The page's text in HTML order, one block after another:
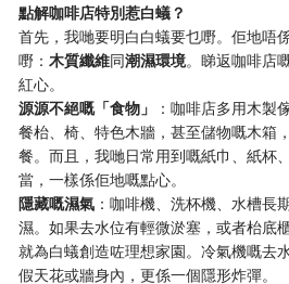
點解咖啡店特別惹白蟻？
首先，我哋要明白白蟻要乜嘢。佢地唔
嘢：木質纖維同潮濕環境。睇返咖啡店
紅心。
源源不絕嘅「食物」
：咖啡店多用木製
餐枱、椅、特色木牆，甚至儲物嘅木箱
餐。而且，我哋日常用到嘅紙巾、紙杯
當，一樣係佢地嘅點心。
隱藏嘅濕氣 ：咖啡機、洗杯機、水槽長
濕。如果去水位有輕微淤塞，或者枱底
就為白蟻創造咗理想家園。冷氣機嘅去
假天花或牆身內，更係一個隱形炸彈。